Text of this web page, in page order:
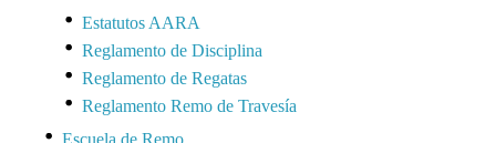
Estatutos AARA
Reglamento de Disciplina
Reglamento de Regatas
Reglamento Remo de Travesía
Escuela de Remo